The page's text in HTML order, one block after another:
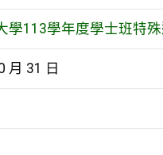
學113學年度學士班特
月 31 日